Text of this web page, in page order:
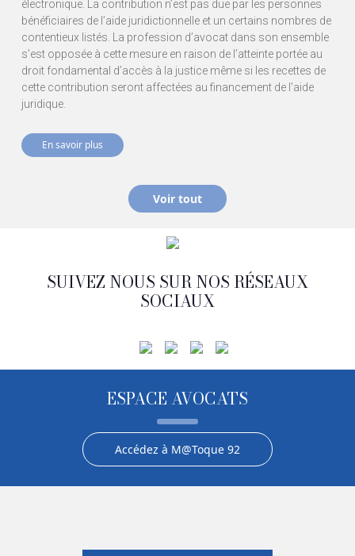
électronique. La contribution n’est pas due par les personnes
bénéficiaires de l’aide juridictionnelle et un certains nombres de
contentieux listés. La profession d’avocat dans son ensemble
s’est opposée à cette mesure en raison de l’atteinte portée au
droit fondamental d’accès à la justice même si les recettes de
cette contribution seront affectées au financement de l’aide
juridique.
En savoir plus
Voir tout
SUIVEZ NOUS SUR NOS RÉSEAUX
SOCIAUX
ESPACE AVOCATS
Accédez à M@Toque 92